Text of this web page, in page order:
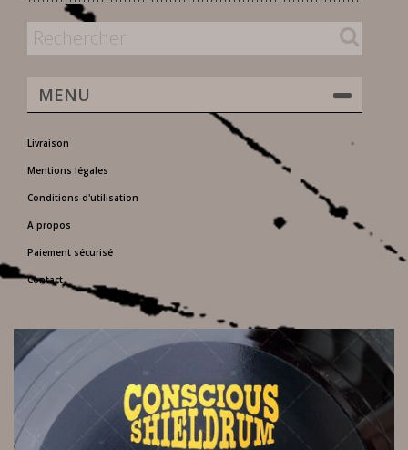
MENU
Livraison
Mentions légales
Conditions d'utilisation
A propos
Paiement sécurisé
Contact